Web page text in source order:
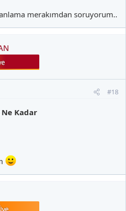
merakımdan soruyorum..
#18
Ne Kadar